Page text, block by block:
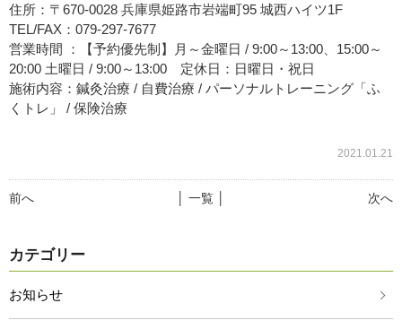
住所：〒670-0028 兵庫県姫路市岩端町95 城西ハイツ1F
TEL/FAX：079-297-7677
営業時間 ：【予約優先制】月～金曜日 / 9:00～13:00、15:00～
20:00 土曜日 / 9:00～13:00 定休日：日曜日・祝日
施術内容：鍼灸治療 / 自費治療 / パーソナルトレーニング「ふ
くトレ」 / 保険治療
2021.01.21
前へ 次へ
│ 一覧 │
カテゴリー
お知らせ